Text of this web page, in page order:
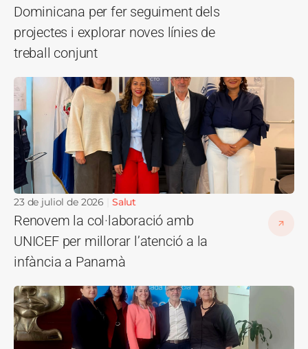
Dominicana per fer seguiment dels
projectes i explorar noves línies de
treball conjunt
Imatge
23 de juliol de 2026 Salut
Renovem la col·laboració amb
UNICEF per millorar l’atenció a la
infància a Panamà
Imatge